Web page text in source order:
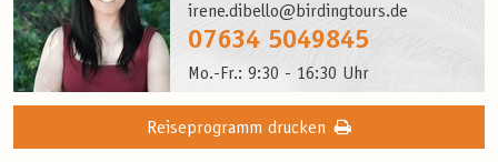
irene.dibello@birdingtours.de
07634 5049845
Mo.-Fr.: 9:30 - 16:30 Uhr
Reiseprogramm drucken